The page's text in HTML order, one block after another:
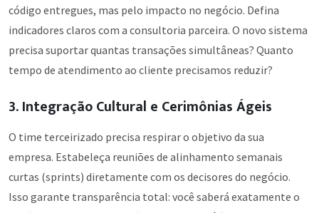
código entregues, mas pelo impacto no negócio. Defina
indicadores claros com a consultoria parceira. O novo sistema
precisa suportar quantas transações simultâneas? Quanto
tempo de atendimento ao cliente precisamos reduzir?
3. Integração Cultural e Cerimônias Ágeis
O time terceirizado precisa respirar o objetivo da sua
empresa. Estabeleça reuniões de alinhamento semanais
curtas (sprints) diretamente com os decisores do negócio.
Isso garante transparência total: você saberá exatamente o